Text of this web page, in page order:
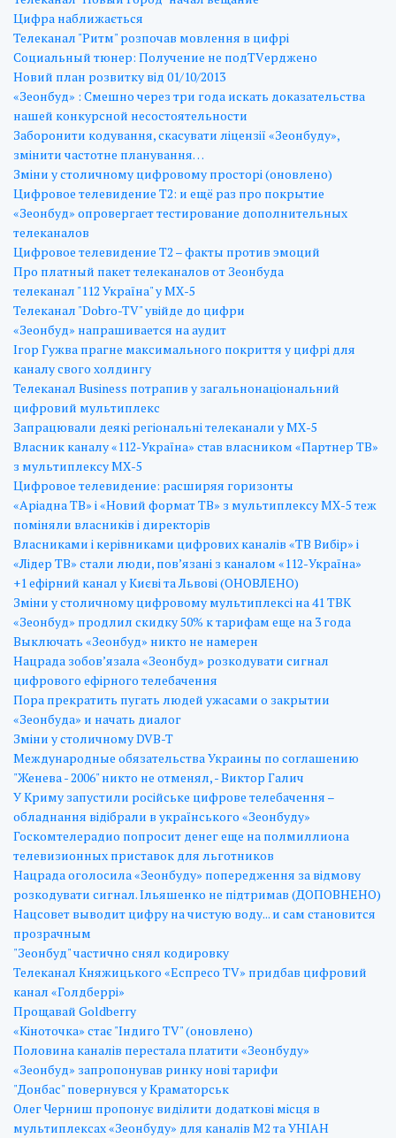
Цифра наближається
Телеканал "Ритм" розпочав мовлення в цифрі
Социальный тюнер: Получение не подTVерджено
Новий план розвитку від 01/10/2013
«Зеонбуд» : Смешно через три года искать доказательства
нашей конкурсной несостоятельности
Заборонити кодування, скасувати ліцензії «Зеонбуду»,
змінити частотне планування…
Зміни у столичному цифровому просторі (оновлено)
Цифровое телевидение Т2: и ещё раз про покрытие
«Зеонбуд» опровергает тестирование дополнительных
телеканалов
Цифровое телевидение Т2 – факты против эмоций
Про платный пакет телеканалов от Зеонбуда
телеканал "112 Україна" у МХ-5
Телеканал "Dobro-TV" увійде до цифри
«Зеонбуд» напрашивается на аудит
Ігор Гужва прагне максимального покриття у цифрі для
каналу свого холдингу
Телеканал Business потрапив у загальнонаціональний
цифровий мультиплекс
Запрацювали деякі регіональні телеканали у МХ-5
Власник каналу «112-Україна» став власником «Партнер ТВ»
з мультиплексу МХ-5
Цифровое телевидение: расширяя горизонты
«Аріадна ТВ» і «Новий формат ТВ» з мультиплексу МХ-5 теж
поміняли власників і директорів
Власниками і керівниками цифрових каналів «ТВ Вибір» і
«Лідер ТВ» стали люди, пов’язані з каналом «112-Україна»
+1 ефірний канал у Києві та Львові (ОНОВЛЕНО)
Зміни у столичному цифровому мультиплексі на 41 ТВК
«Зеонбуд» продлил скидку 50% к тарифам еще на 3 года
Выключать «Зеонбуд» никто не намерен
Нацрада зобов’язала «Зеонбуд» розкодувати сигнал
цифрового ефірного телебачення
Пора прекратить пугать людей ужасами о закрытии
«Зеонбуда» и начать диалог
Зміни у столичному DVB-T
Международные обязательства Украины по соглашению
"Женева - 2006" никто не отменял, - Виктор Галич
У Криму запустили російське цифрове телебачення –
обладнання відібрали в українського «Зеонбуду»
Госкомтелерадио попросит денег еще на полмиллиона
телевизионных приставок для льготников
Нацрада оголосила «Зеонбуду» попередження за відмову
розкодувати сигнал. Ільяшенко не підтримав (ДОПОВНЕНО)
Нацсовет выводит цифру на чистую воду... и сам становится
прозрачным
"Зеонбуд" частично снял кодировку
Телеканал Княжицького «Еспресо TV» придбав цифровий
канал «Голдберрі»
Прощавай Goldberry
«Кіноточка» стає "Індиго TV" (оновлено)
Половина каналів перестала платити «Зеонбуду»
«Зеонбуд» запропонував ринку нові тарифи
"Донбас" повернувся у Краматорськ
Олег Черниш пропонує виділити додаткові місця в
мультиплексах «Зеонбуду» для каналів М2 та УНІАН